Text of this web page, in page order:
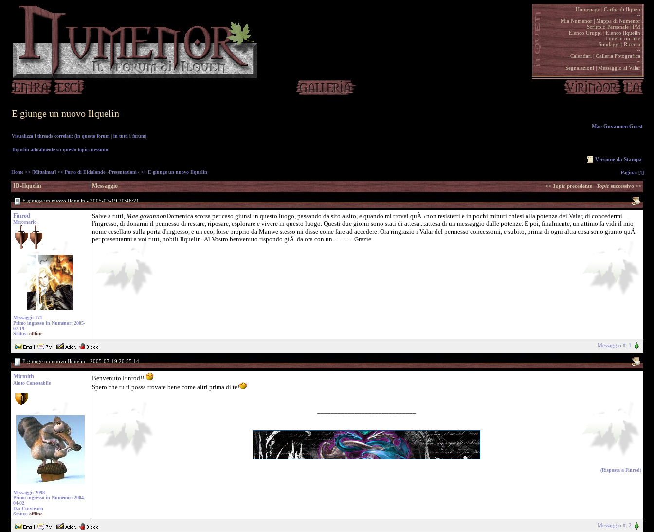
Homepage| Cartha di Ilquen .
~.
Mia Numenor | Mappa di Numenor .
Scrittoio Personale| PM .
Elenco Gruppi | Elenco Ilquelin .
Ilquelin on-line .
Sondaggi | Ricerca .
~.
Calendari | Galleria Fotografica .
~.
Segnalazioni| Messaggio ai Valar .
E giunge un nuovo Ilquelin
Visualizza i threads correlati: (in questo forum| in tutti i forum)
Mae Govannen Guest
Ilquelin attualmente su questo topic: nessuno
Versione da Stampa
Home>> [Mittalmar]>> Porto di Eldalonde ~Presentazioni~>> E giunge un nuovo Ilquelin Pagina: [1]
ID-Ilquelin Messaggio << Topicprecedente Topicsuccessivo >>
E giunge un nuovo Ilquelin - 2005-07-19 20:46:21
Finrod
Mercenario
Messaggi: 171
Primo ingresso in Numenor: 2005-
07-19
Status: offline
Salve a tutti, Mae govannonDomenica scorsa per caso giunsi in questo luogo, passando da sito a sito, e quando mi trovai quÃ¬ non resistetti e in pochi minuti chiesi alla potenza dei Valar, di concedermi
l'ingresso, di donarmi il permesso di restare, riposare, esplorare e vivere in questo luogo. Questi due giorni sono stati di attesa....attesa di un messaggio dalle potenze. E poi, finalmente, un attimo fa vidi il mio
nome cesellato sulla porta d'ingresso, e un eco, forse proprio da Manwe stesso mi disse come fare ad accedere. Ora ringrazio i Valar del permesso concessomi, e subito, prima di ogni altra cosa sono giunto quÃ
per presentarmi a voi tutti, nobili Ilquelin. Al Vostro benvenuto rispondo giÃ da ora con un...............Grazie.
Messaggio #: 1
E giunge un nuovo Ilquelin - 2005-07-19 20:55:14
Mirmith
Aiuto Conestabile
Messaggi: 2098
Primo ingresso in Numenor: 2004-
04-02
Da: Cuivienen
Status: offline
Benvenuto Finrod!!!
Spero che tu ti possa trovare bene come altri prima di te!
(Risposta a Finrod)
Messaggio #: 2